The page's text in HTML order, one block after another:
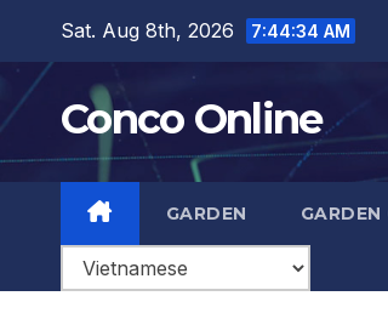
content
Sat. Aug 8th, 2026 7:44:35 AM
Conco Online
GARDEN GARDEN